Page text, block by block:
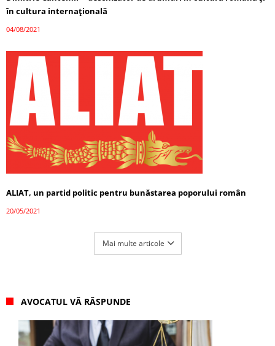
în cultura internațională
04/08/2021
ALIAT, un partid politic pentru bunăstarea poporului român
20/05/2021
Mai multe articole
AVOCATUL VĂ RĂSPUNDE